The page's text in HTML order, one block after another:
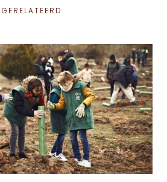
GERELATEERD